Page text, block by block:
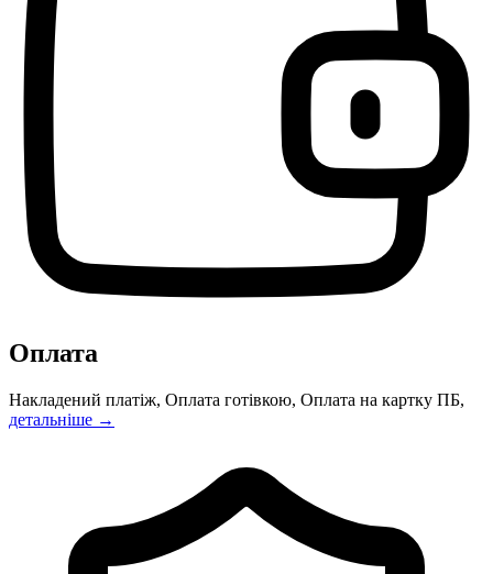
Оплата
Накладений платіж, Оплата готівкою, Оплата на картку ПБ,
детальніше →